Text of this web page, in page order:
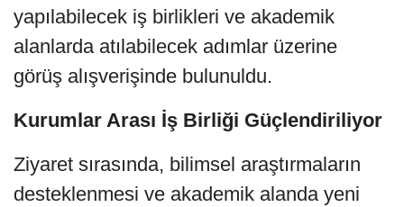
yapılabilecek iş birlikleri ve akademik
alanlarda atılabilecek adımlar üzerine
görüş alışverişinde bulunuldu.
Kurumlar Arası İş Birliği Güçlendiriliyor
Ziyaret sırasında, bilimsel araştırmaların
desteklenmesi ve akademik alanda yeni